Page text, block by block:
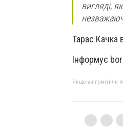
вигляді,
Тарас Качка
Інформує
Якщо ви помітили